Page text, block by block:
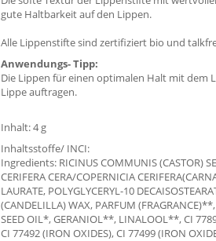
gute Haltbarkeit auf den Lippen.
Alle Lippenstifte sind zertifiziert bio und
Anwendungs- Tipp:
Die Lippen für einen optimalen Halt mit dem
Lippe auftragen.
Inhalt: 4 g
Inhaltsstoffe/ INCI:
Ingredients: RICINUS COMMUNIS (CASTOR)
CERIFERA CERA/COPERNICIA
LAURATE, POLYGLYCERYL-10
(CANDELILLA) WAX, PARFUM
SEED OIL*, GERANIOL**, LINALOOL**, CI
CI 77492 (IRON OXIDES), CI 77499 (IRON